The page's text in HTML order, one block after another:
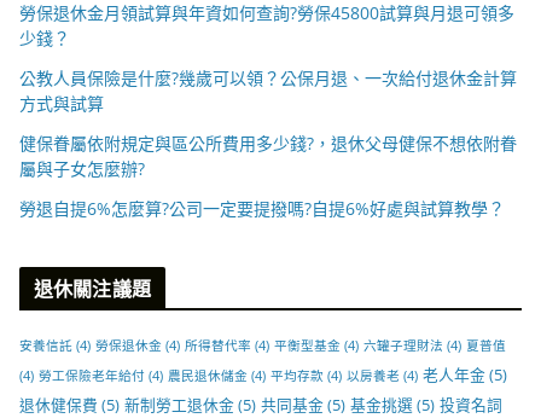
勞保退休金月領試算與年資如何查詢?勞保45800試算與月退可領多
少錢？
公教人員保險是什麼?幾歲可以領？公保月退、一次給付退休金計算
方式與試算
健保眷屬依附規定與區公所費用多少錢?，退休父母健保不想依附眷
屬與子女怎麼辦?
勞退自提6%怎麼算?公司一定要提撥嗎?自提6%好處與試算教學？
退休關注議題
安養信託 (4) 勞保退休金 (4) 所得替代率 (4) 平衡型基金 (4) 六罐子理財法 (4) 夏普值
(4) 勞工保險老年給付 (4) 農民退休儲金 (4) 平均存款 (4) 以房養老 (4) 老人年金(5)
退休健保費 (5) 新制勞工退休金(5) 共同基金(5) 基金挑選 (5) 投資名詞